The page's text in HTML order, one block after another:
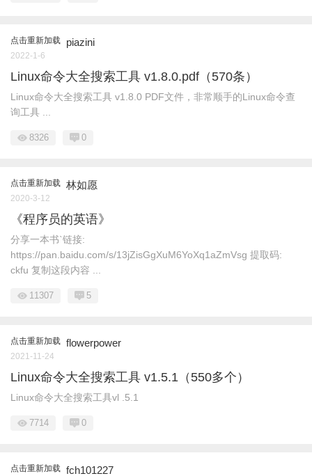
点击重新加载 piazini
2022-1-6
Linux命令大全搜索工具 v1.8.0.pdf（570条）
Linux命令大全搜索工具 v1.8.0 PDF文件，非常顺手的Linux命令查
询工具 ...
8326 0
点击重新加载 林如愿
2020-3-12
《程序员的英语》
分享一本书`链接:
https://pan.baidu.com/s/13jZisGgXuM6YoXq1aZmVsg 提取码:
ckfu 复制这段内容 ...
11307 5
点击重新加载 flowerpower
2021-11-24
Linux命令大全搜索工具 v1.5.1（550多个）
Linux命令大全搜索工具vl .5.1
7714 0
点击重新加载 fch101227